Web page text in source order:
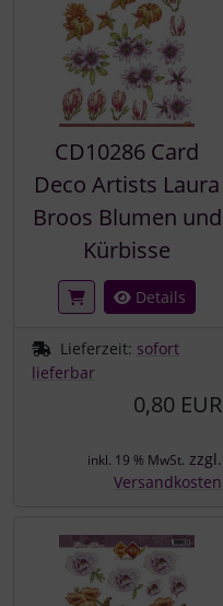
CD10286 Card
Deco Artists Laura
Broos Blumen und
Kürbisse
Details
Lieferzeit: sofort
lieferbar
0,80 EUR
inkl. 19 % MwSt. zzgl.
Versandkosten